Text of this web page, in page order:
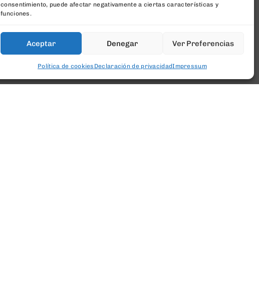
consentimiento, puede afectar negativamente a ciertas características y
funciones.
Aceptar Denegar Ver Preferencias
Política de cookies Declaración de privacidadImpressum